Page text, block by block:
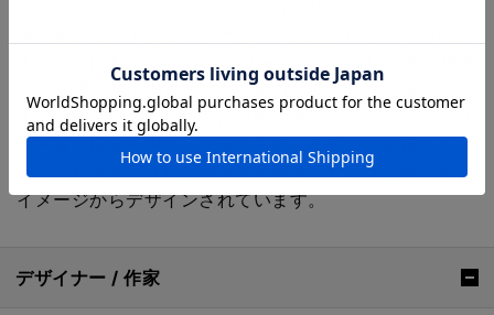
たちは躍動感に満ち、また生命力と瑞々しさが溢れてい
ます。作品につかわれる額は幅が厚く、ガラス張りの中
の写真は四隅を虫ピンで留められ、まるで標本箱のよ
う。これは接写された被写体を覗き込むように鑑賞する
イメージからデザインされています。
デザイナー / 作家